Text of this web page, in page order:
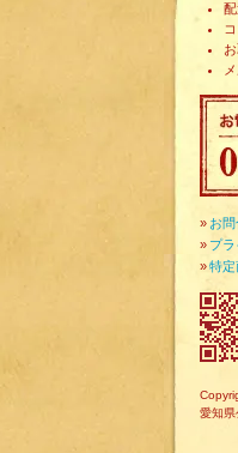
» お
» プ
»特定
愛知